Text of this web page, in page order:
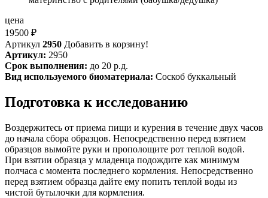
цена
19500 ₽
Артикул 2950 Добавить в корзину!
Артикул: 2950
Срок выполнения: до 20 р.д.
Вид используемого биоматериала: Соскоб буккальный
Подготовка к исследованию
Воздержитесь от приема пищи и курения в течение двух часов
до начала сбора образцов. Непосредственно перед взятием
образцов вымойте руки и прополощите рот теплой водой.
При взятии образца у младенца подождите как минимум
полчаса с момента последнего кормления. Непосредственно
перед взятием образца дайте ему попить теплой воды из
чистой бутылочки для кормления.